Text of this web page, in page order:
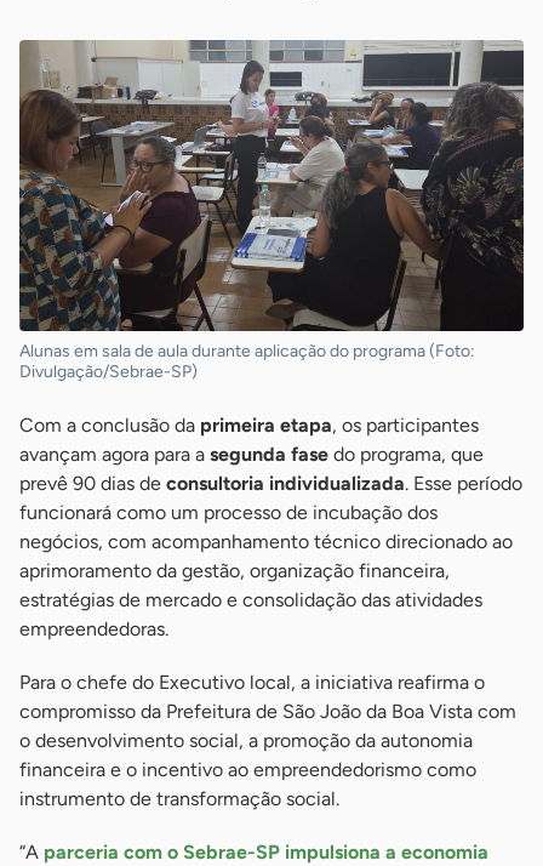
Alunas em sala de aula durante aplicação do programa (Foto:
Divulgação/Sebrae-SP)
Com a conclusão da primeira etapa, os participantes
avançam agora para a segunda fase do programa, que
prevê 90 dias de consultoria individualizada. Esse período
funcionará como um processo de incubação dos
negócios, com acompanhamento técnico direcionado ao
aprimoramento da gestão, organização financeira,
estratégias de mercado e consolidação das atividades
empreendedoras.
Para o chefe do Executivo local, a iniciativa reafirma o
compromisso da Prefeitura de São João da Boa Vista com
o desenvolvimento social, a promoção da autonomia
financeira e o incentivo ao empreendedorismo como
instrumento de transformação social.
“A parceria com o Sebrae-SP impulsiona a economia